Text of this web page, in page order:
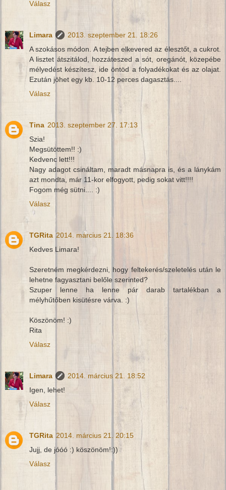
Válasz
Limara
2013. szeptember 21. 18:26
A szokásos módon. A tejben elkevered az élesztőt, a cukrot.
A lisztet átszitálod, hozzáteszed a sót, oregánót, közepébe
mélyedést készítesz, ide öntöd a folyadékokat és az olajat.
Ezután jöhet egy kb. 10-12 perces dagasztás....
Válasz
Tina 2013. szeptember 27. 17:13
Szia!
Megsütöttem!! :)
Kedvenc lett!!!
Nagy adagot csináltam, maradt másnapra is, és a lánykám
azt mondta, már 11-kor elfogyott, pedig sokat vitt!!!!
Fogom még sütni.... :)
Válasz
TGRita 2014. március 21. 18:36
Kedves Limara!
Szeretném megkérdezni, hogy feltekerés/szeletelés után le
lehetne fagyasztani belőle szerinted?
Szuper lenne ha lenne pár darab tartalékban a
mélyhűtőben kisütésre várva. :)
Köszönöm! :)
Rita
Válasz
Limara
2014. március 21. 18:52
Igen, lehet!
Válasz
TGRita 2014. március 21. 20:15
Jujj, de jóóó :) köszönöm!:))
Válasz